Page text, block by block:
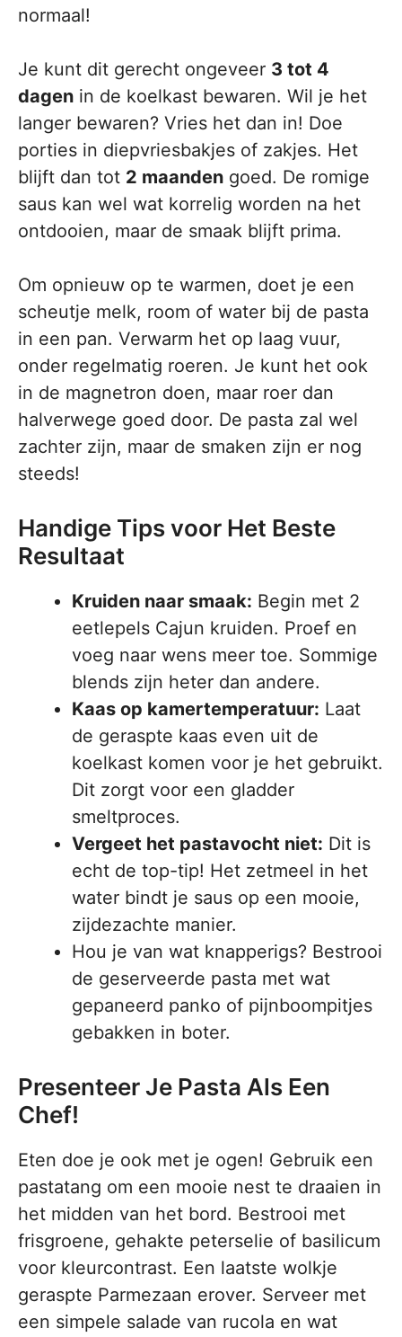
normaal!
Je kunt dit gerecht ongeveer 3 tot 4
dagen in de koelkast bewaren. Wil je het
langer bewaren? Vries het dan in! Doe
porties in diepvriesbakjes of zakjes. Het
blijft dan tot 2 maanden goed. De romige
saus kan wel wat korrelig worden na het
ontdooien, maar de smaak blijft prima.
Om opnieuw op te warmen, doet je een
scheutje melk, room of water bij de pasta
in een pan. Verwarm het op laag vuur,
onder regelmatig roeren. Je kunt het ook
in de magnetron doen, maar roer dan
halverwege goed door. De pasta zal wel
zachter zijn, maar de smaken zijn er nog
steeds!
Handige Tips voor Het Beste
Resultaat
Kruiden naar smaak: Begin met 2
eetlepels Cajun kruiden. Proef en
voeg naar wens meer toe. Sommige
blends zijn heter dan andere.
Kaas op kamertemperatuur: Laat
de geraspte kaas even uit de
koelkast komen voor je het gebruikt.
Dit zorgt voor een gladder
smeltproces.
Vergeet het pastavocht niet: Dit is
echt de top-tip! Het zetmeel in het
water bindt je saus op een mooie,
zijdezachte manier.
Hou je van wat knapperigs? Bestrooi
de geserveerde pasta met wat
gepaneerd panko of pijnboompitjes
gebakken in boter.
Presenteer Je Pasta Als Een
Chef!
Eten doe je ook met je ogen! Gebruik een
pastatang om een mooie nest te draaien in
het midden van het bord. Bestrooi met
frisgroene, gehakte peterselie of basilicum
voor kleurcontrast. Een laatste wolkje
geraspte Parmezaan erover. Serveer met
een simpele salade van rucola en wat